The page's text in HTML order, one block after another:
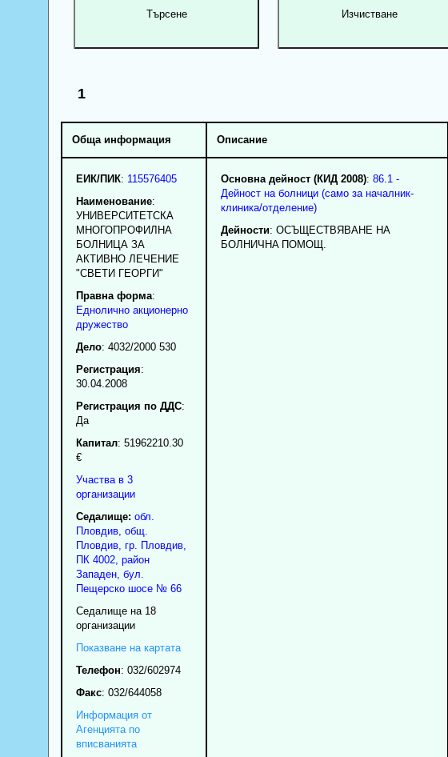
1
Обща информация Описание
ЕИК/ПИК: 115576405
Наименование:
УНИВЕРСИТЕТСКА
МНОГОПРОФИЛНА
БОЛНИЦА ЗА
АКТИВНО ЛЕЧЕНИЕ
"СВЕТИ ГЕОРГИ"
Правна форма:
Еднолично акционерно
дружество
Дело: 4032/2000 530
Регистрация:
30.04.2008
Регистрация по ДДС:
Да
Капитал: 51962210.30
€
Участва в 3
организации
Седалище: обл.
Пловдив, общ.
Пловдив, гр. Пловдив,
ПК 4002, район
Западен, бул.
Пещерско шосе № 66
Седалище на 18
организации
Показване на картата
Телефон: 032/602974
Факс: 032/644058
Информация от
Агенцията по
вписванията
Основна дейност (КИД 2008): 86.1 -
Дейност на болници (само за началник-
клиника/отделение)
Дейности: OCЪЩECTBЯBAHE HA
БOЛHИЧHA ПOMOЩ.